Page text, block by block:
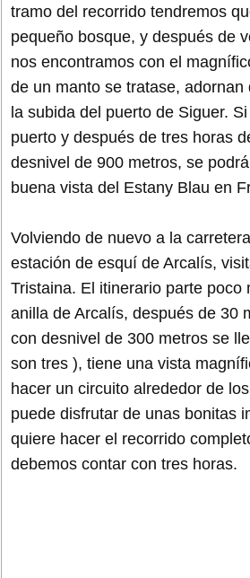
tramo del recorrido tendremos
pequeño bosque, y después de
nos encontramos con el
de un manto se tratase,
la subida del puerto de Siguer.
puerto y después de tres horas
desnivel de 900 metros, se
buena vista del Estany Blau en
Volviendo de nuevo a la
estación de esquí de Arcalís,
Tristaina. El itinerario parte poco
anilla de Arcalís, después de 30
con desnivel de 300 metros se
son tres ), tiene una vista
hacer un circuito alrededor de
puede disfrutar de unas bonitas
quiere hacer el recorrido
debemos contar con tres horas.